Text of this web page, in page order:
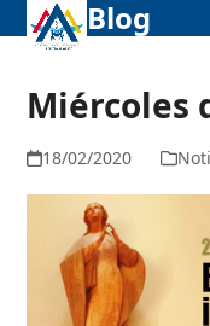
to
Abrir
menú
móvil
Cerrar
menú
móvil
Blog
Miércoles
18/02/2020